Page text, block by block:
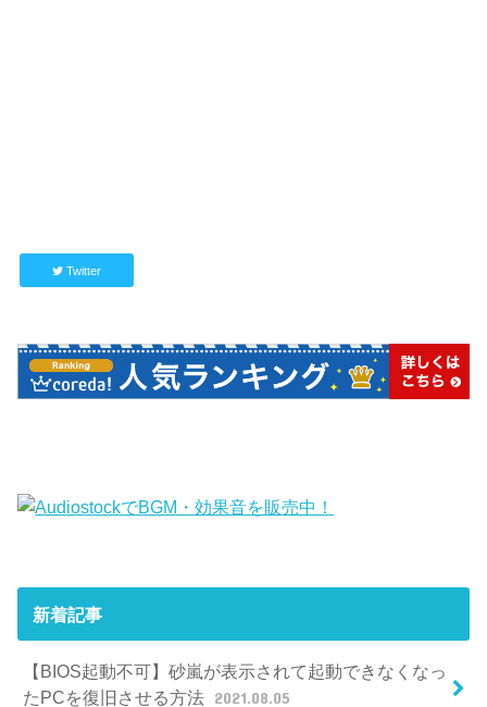
Twitter
新着記事
【BIOS起動不可】砂嵐が表示されて起動できなくなっ
たPCを復旧させる方法 2021.08.05